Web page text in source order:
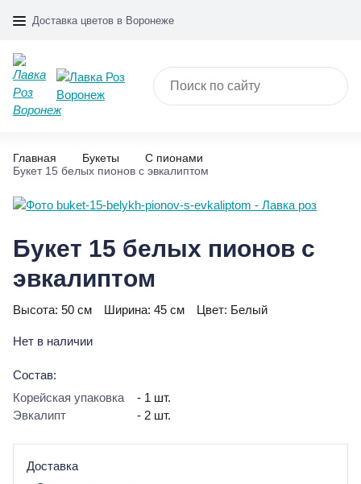
Доставка цветов в Воронеже
Главная Букеты
С пионами
Букет 15 белых пионов с эвкалиптом
Букет 15 белых пионов с
эвкалиптом
Высота: 50 см Ширина: 45 см Цвет: Белый
Нет в наличии
Состав:
Корейская упаковка
- 1 шт.
Эвкалипт
- 2 шт.
Доставка